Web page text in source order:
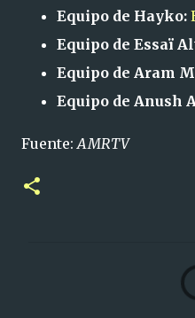
Equipo de Hayko:
Equipo de Essaï
Equipo de Aram
Equipo de Anush
Fuente:AMRTV